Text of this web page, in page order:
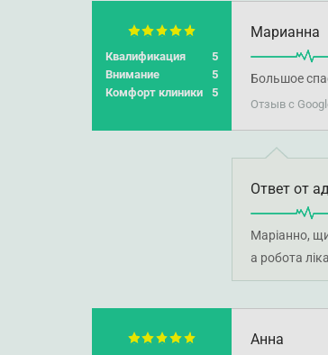
Квалификация
5
Внимание
5
Комфорт клиники
5
Марианна
Большое
Отзыв с
Ответ от
Маріанно,
а робота
Анна